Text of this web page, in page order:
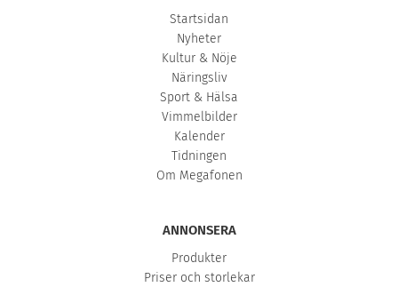
Startsidan
Nyheter
Kultur & Nöje
Näringsliv
Sport & Hälsa
Vimmelbilder
Kalender
Tidningen
Om Megafonen
ANNONSERA
Produkter
Priser och storlekar